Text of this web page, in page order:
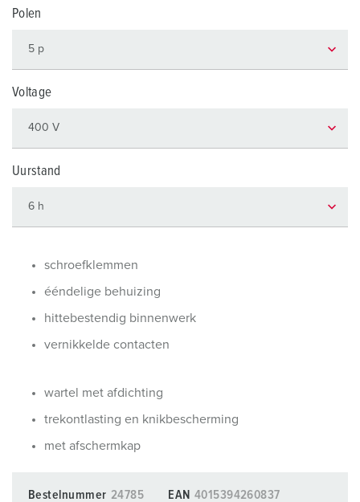
Polen
Voltage
Uurstand
schroefklemmen
ééndelige behuizing
hittebestendig binnenwerk
vernikkelde contacten
wartel met afdichting
trekontlasting en knikbescherming
met afschermkap
Bestelnummer 24785 EAN 4015394260837